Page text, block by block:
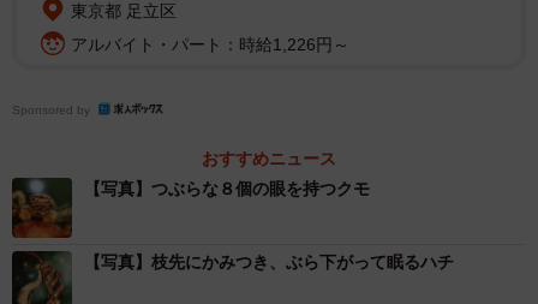
ぎょろりと目をむくカマキリの写真作品
会場では、鋭い大顎を突き出すハンミョウ、細長い顔が
どこかユーモラスなトノサマバッタ、ぎょろりと目をむく
カマキリなど初公開を含む昆虫のアップ写真に説明文を添
東京都 足立区
アルバイト・パート：時給1,226円～
Sponsored by
おすすめニュース
【写真】つぶらな８個の眼を持つクモ
【写真】枝先にかみつき、ぶら下がって眠るハチ